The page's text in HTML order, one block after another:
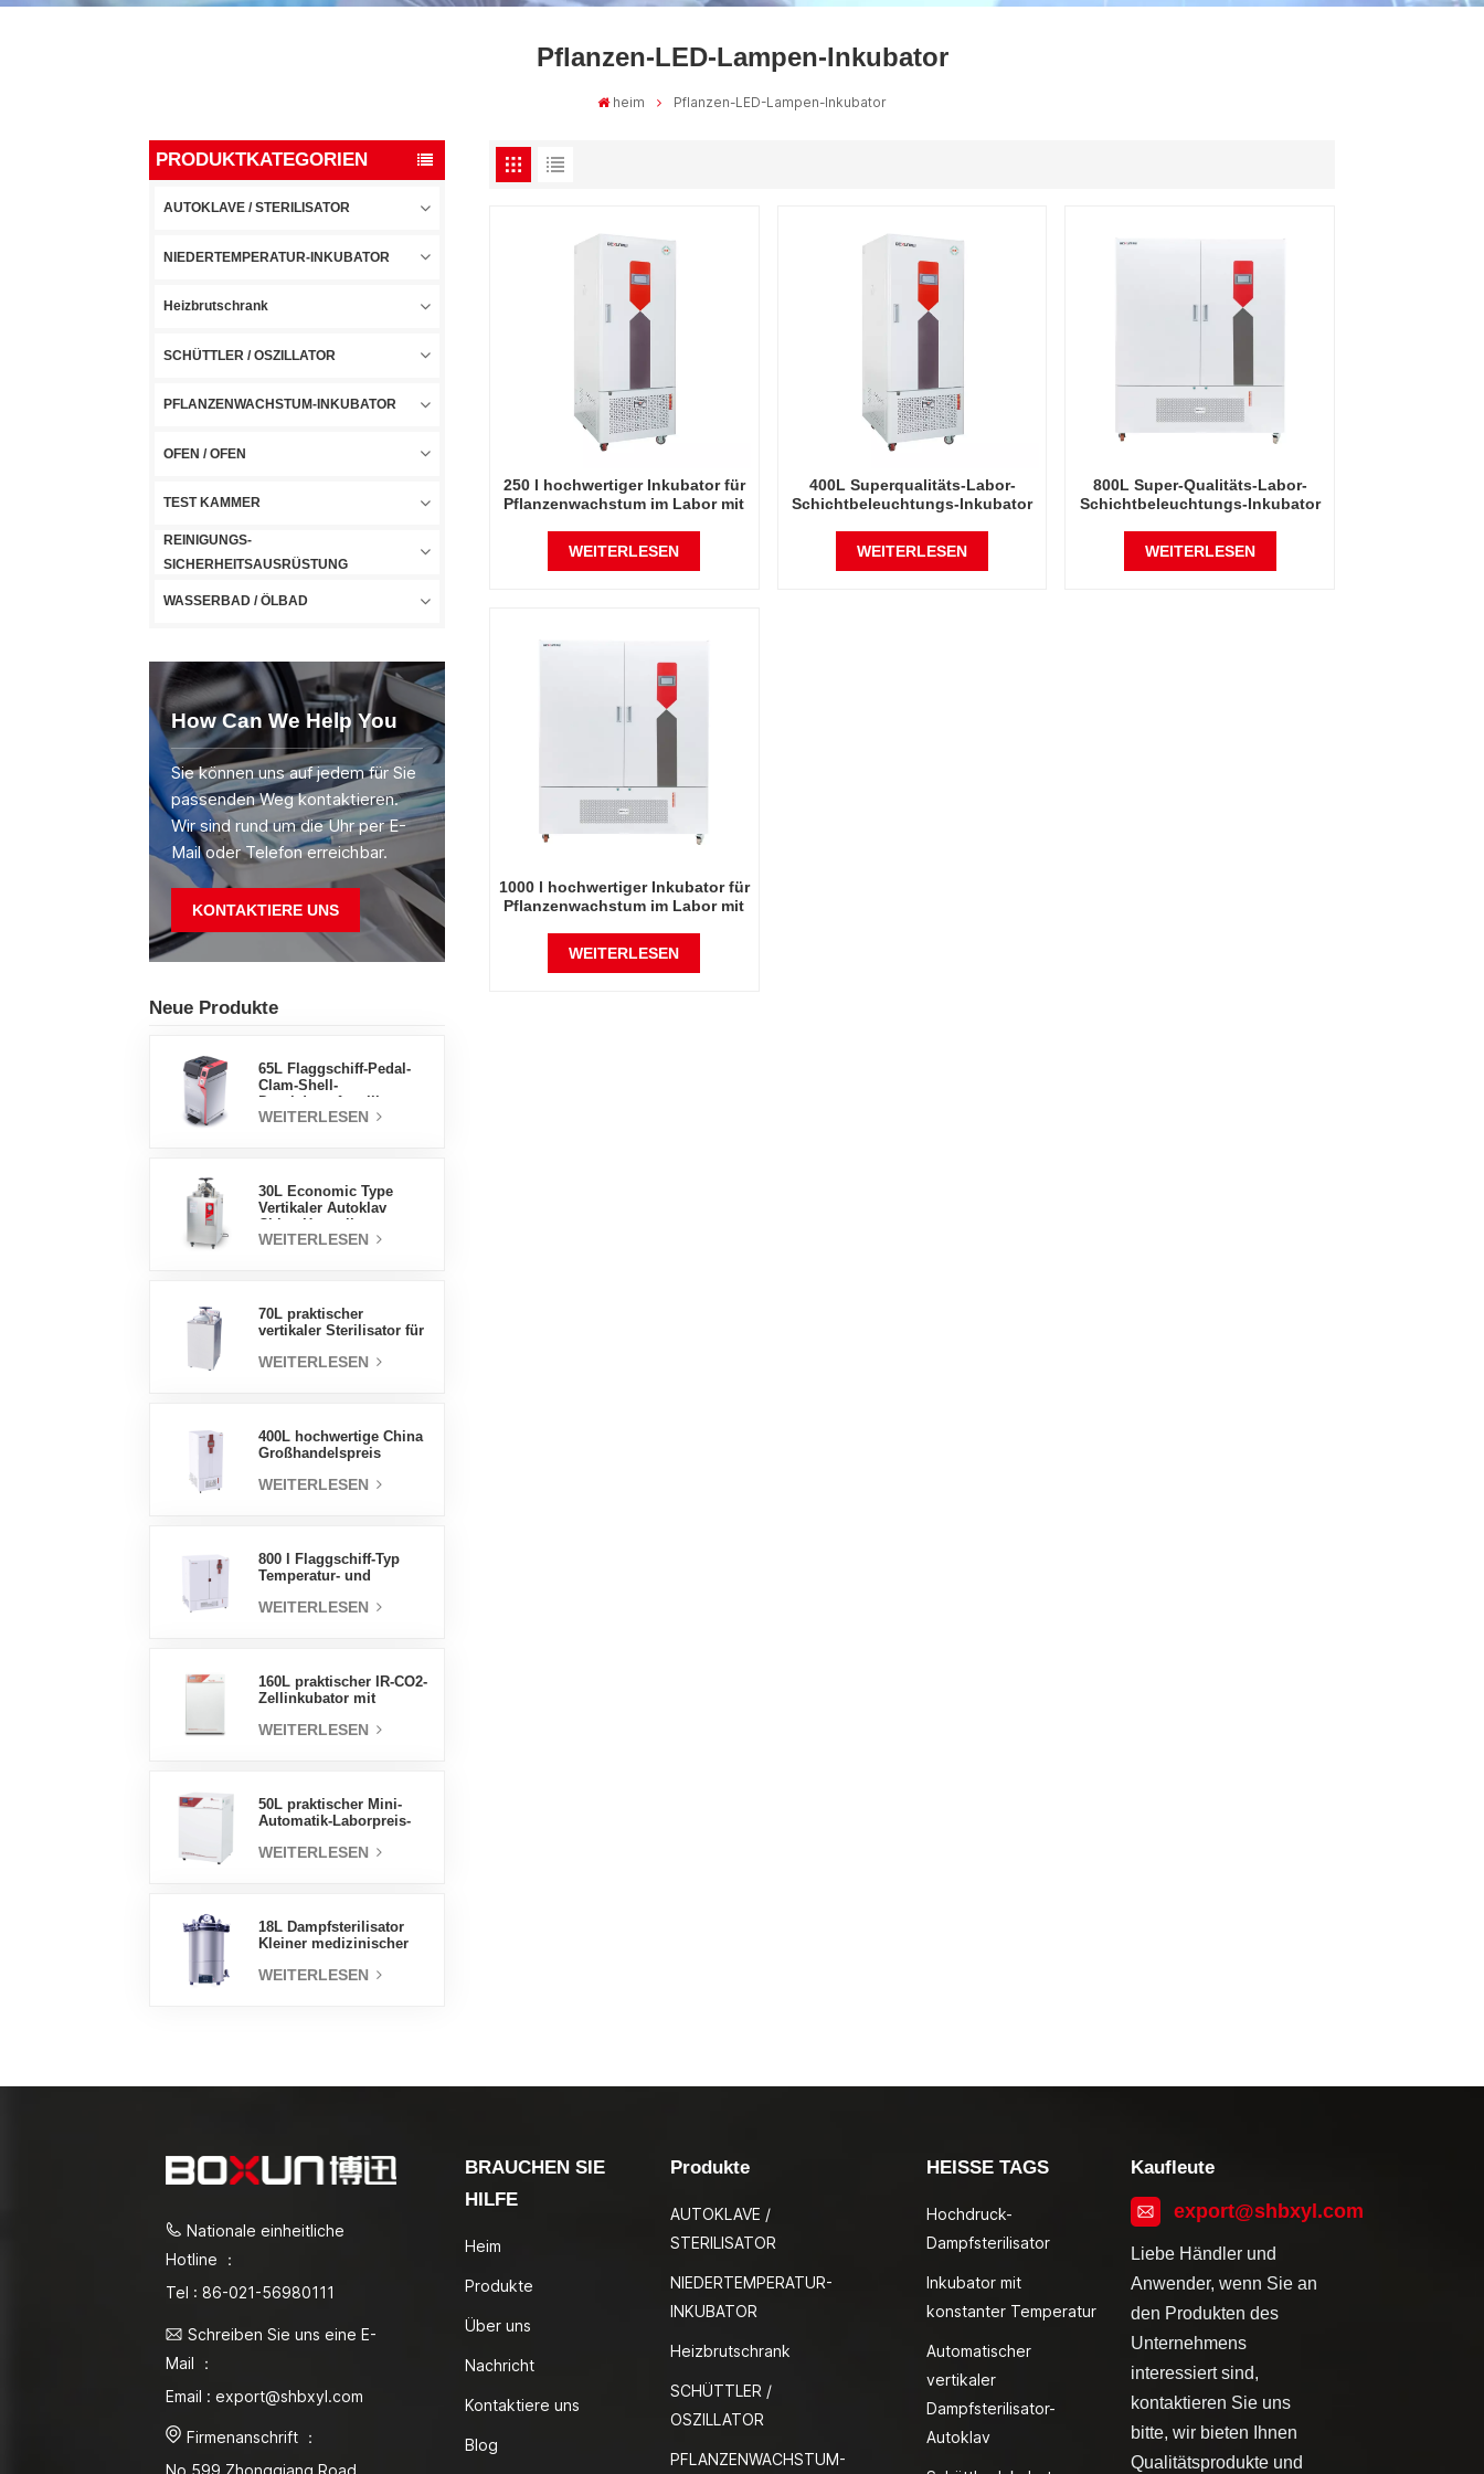
Pflanzen-LED-Lampen-Inkubator
heim Pflanzen-LED-Lampen-Inkubator
PRODUKTKATEGORIEN
AUTOKLAVE / STERILISATOR
NIEDERTEMPERATUR-INKUBATOR
Heizbrutschrank
SCHÜTTLER / OSZILLATOR
PFLANZENWACHSTUM-INKUBATOR
OFEN / OFEN
TEST KAMMER
REINIGUNGS-
SICHERHEITSAUSRÜSTUNG
WASSERBAD / ÖLBAD
How Can We Help You
Sie können uns auf jedem für Sie
passenden Weg kontaktieren.
Wir sind rund um die Uhr per E-
Mail oder Telefon erreichbar.
KONTAKTIERE UNS
Neue Produkte
65L Flaggschiff-Pedal-
Clam-Shell-
Fabrik
WEITERLESEN
30L Economic Type
Vertikaler Autoklav
Druckdampfsterilisator
WEITERLESEN
70L praktischer
vertikaler Sterilisator für
Design,
WEITERLESEN
400L hochwertige China
Großhandelspreis
Luftfeuchtigkeit stabile
WEITERLESEN
800 l Flaggschiff-Typ
Temperatur- und
Inkubatorkammer,
WEITERLESEN
160L praktischer IR-CO2-
Zellinkubator mit
professionelle Fabrik-
WEITERLESEN
50L praktischer Mini-
Automatik-Laborpreis-
WEITERLESEN
18L Dampfsterilisator
Kleiner medizinischer
Autoklav
WEITERLESEN
250 l hochwertiger Inkubator für
Pflanzenwachstum im Labor mit
WEITERLESEN
400L Superqualitäts-Labor-
Schichtbeleuchtungs-Inkubator
WEITERLESEN
800L Super-Qualitäts-Labor-
Schichtbeleuchtungs-Inkubator
WEITERLESEN
1000 l hochwertiger Inkubator für
Pflanzenwachstum im Labor mit
WEITERLESEN
Nationale einheitliche
Hotline ：
Tel : 86-021-56980111
Schreiben Sie uns eine E-
Mail ：
Email : export@shbxyl.com
Firmenanschrift ：
BRAUCHEN SIE
HILFE
Heim
Produkte
Über uns
Nachricht
Kontaktiere uns
Blog
Produkte
AUTOKLAVE /
STERILISATOR
NIEDERTEMPERATUR-
INKUBATOR
Heizbrutschrank
SCHÜTTLER /
OSZILLATOR
PFLANZENWACHSTUM-
HEISSE TAGS
Hochdruck-
Dampfsterilisator
Inkubator mit
konstanter Temperatur
Automatischer
vertikaler
Dampfsterilisator-
Autoklav
Kaufleute
export@shbxyl.com
Liebe Händler und
Anwender, wenn Sie an
den Produkten des
Unternehmens
interessiert sind,
kontaktieren Sie uns
bitte, wir bieten Ihnen
Qualitätsprodukte und